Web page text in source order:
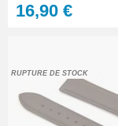
16,90 €
RUPTURE DE STOCK